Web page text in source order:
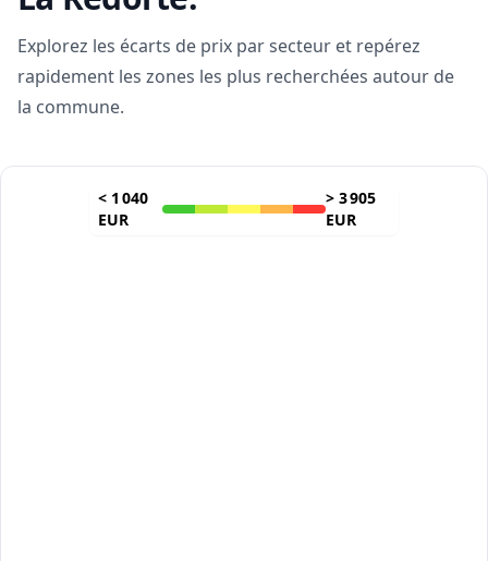
Explorez les écarts de prix par secteur et repérez
rapidement les zones les plus recherchées autour de
la commune.
< 1 040
EUR
> 3 905
EUR